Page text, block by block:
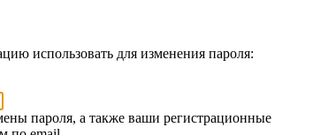
использовать для изменения пароля:
пароля, а также ваши регистрационные